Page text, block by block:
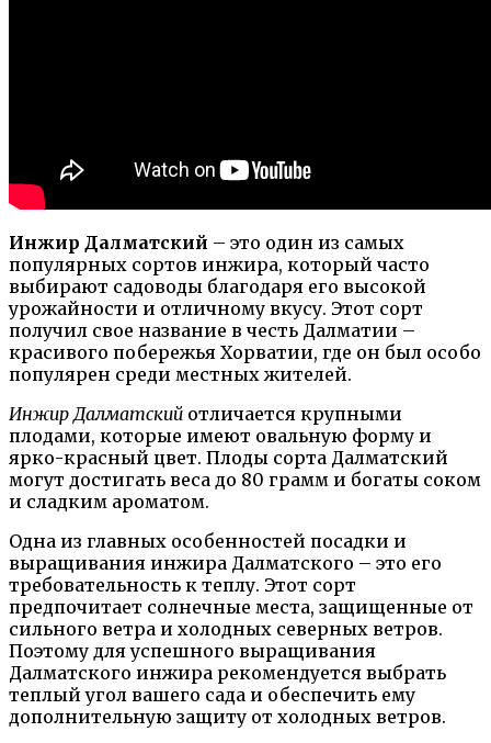
Инжир Далматский – это один из самых
популярных сортов инжира, который часто
выбирают садоводы благодаря его высокой
урожайности и отличному вкусу. Этот сорт
получил свое название в честь Далматии –
красивого побережья Хорватии, где он был особо
популярен среди местных жителей.
Инжир Далматский отличается крупными
плодами, которые имеют овальную форму и
ярко-красный цвет. Плоды сорта Далматский
могут достигать веса до 80 грамм и богаты соком
и сладким ароматом.
Одна из главных особенностей посадки и
выращивания инжира Далматского – это его
требовательность к теплу. Этот сорт
предпочитает солнечные места, защищенные от
сильного ветра и холодных северных ветров.
Поэтому для успешного выращивания
Далматского инжира рекомендуется выбрать
теплый угол вашего сада и обеспечить ему
дополнительную защиту от холодных ветров.